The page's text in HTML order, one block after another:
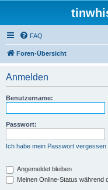
FAQ
Foren-Übersicht
Anmelden
Benutzername:
Passwort:
Ich habe mein Passwort vergessen
Angemeldet bleiben
Meinen Online-Status während